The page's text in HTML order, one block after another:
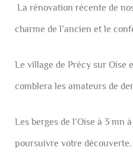
La rénovation récente de
charme de l’ancien et le
Le village de Précy sur Oise
comblera les amateurs de
Les berges de l’Oise à 3 mn
poursuivre votre découverte.